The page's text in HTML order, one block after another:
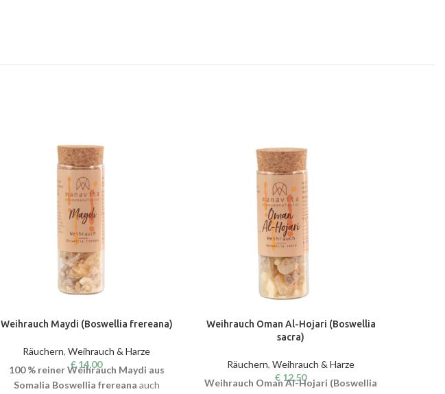
Weihrauch Maydi (Boswellia frereana)
Räuchern, Weihrauch & Harze
€14,00
100 % reiner Weihrauch Maydi aus
Somalia Boswellia frereana auch
Weihrauch Oman Al-Hojari (Boswellia
sacra)
Räuchern, Weihrauch & Harze
€ 12,50
Weihrauch Oman Al-Hojari (Boswellia